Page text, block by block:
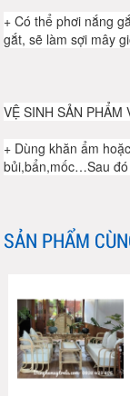
+ Có thể phơi nắng
gắt, sẽ làm sợi mây
VỆ SINH SẢN PHẨM
+ Dùng khăn ẩm
bủi,bẩn,mốc…Sau
SẢN PHẨM